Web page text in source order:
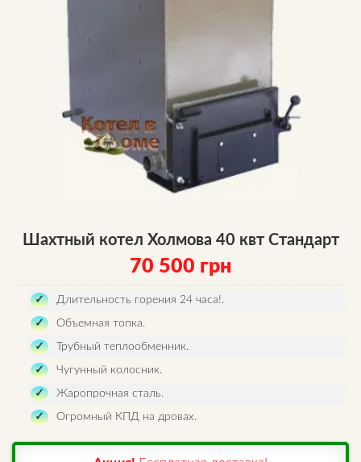
Шахтный котел Холмова 40 квт Стандарт
70 500 грн
Длительность горения 24 часа!.
Объемная топка.
Трубный теплообменник.
Чугунный колосник.
Жаропрочная сталь.
Огромный КПД на дровах.